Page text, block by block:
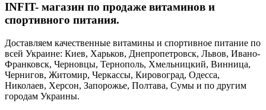
INFIT- магазин по продаже витаминов и
спортивного питания.
Доставляем качественные витамины и спортивное питание по
всей Украине: Киев, Харьков, Днепропетровск, Львов, Ивано-
Франковск, Черновцы, Тернополь, Хмельницкий, Винница,
Чернигов, Житомир, Черкассы, Кировоград, Одесса,
Николаев, Херсон, Запорожье, Полтава, Сумы и по другим
городам Украины.